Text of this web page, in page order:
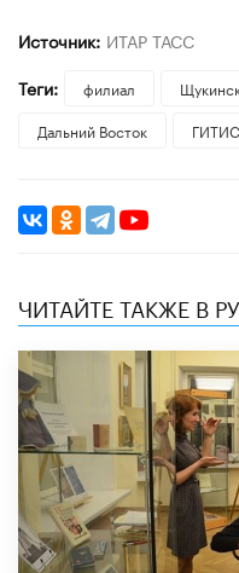
Источник: ИТАР ТАСС
Теги:
филиал
Дальний Восток
ГИТИС
ЧИТАЙТЕ ТАКЖЕ В